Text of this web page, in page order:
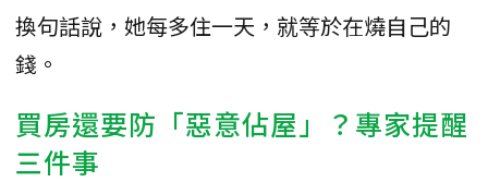
換句話說，她每多住一天，就等於在燒自己的
錢。
買房還要防「惡意佔屋」？專家提醒
三件事